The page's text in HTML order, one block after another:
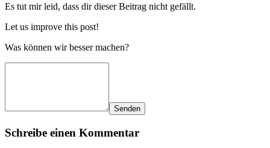
Es tut mir leid, dass dir dieser Beitrag nicht gefällt.
Let us improve this post!
Was können wir besser machen?
Senden
Schreibe einen Kommentar